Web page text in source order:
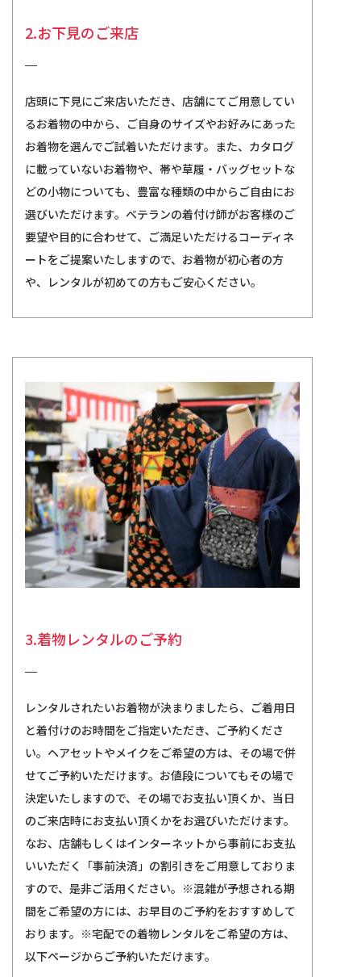
2.お下見のご来店
店頭に下見にご来店いただき、店舗にてご用意してい
るお着物の中から、ご自身のサイズやお好みにあった
お着物を選んでご試着いただけます。また、カタログ
に載っていないお着物や、帯や草履・バッグセットな
どの小物についても、豊富な種類の中からご自由にお
選びいただけます。ベテランの着付け師がお客様のご
要望や目的に合わせて、ご満足いただけるコーディネ
ートをご提案いたしますので、お着物が初心者の方
や、レンタルが初めての方もご安心ください。
3.着物レンタルのご予約
レンタルされたいお着物が決まりましたら、ご着用日
と着付けのお時間をご指定いただき、ご予約くださ
い。ヘアセットやメイクをご希望の方は、その場で併
せてご予約いただけます。お値段についてもその場で
決定いたしますので、その場でお支払い頂くか、当日
のご来店時にお支払い頂くかをお選びいただけます。
なお、店舗もしくはインターネットから事前にお支払
いいただく「事前決済」の割引きをご用意しておりま
すので、是非ご活用ください。※混雑が予想される期
間をご希望の方には、お早目のご予約をおすすめして
おります。※宅配での着物レンタルをご希望の方は、
以下ページからご予約いただけます。